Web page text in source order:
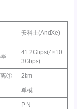
安科士(AndXe)
41.2Gbps(4×10.
3Gbps)
离① 2km
单模
PIN